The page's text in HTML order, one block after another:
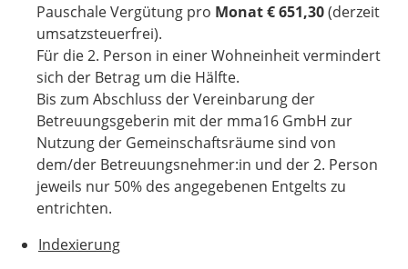
Pauschale Vergütung pro Monat € 651,30(derzeit
umsatzsteuerfrei).
Für die 2. Person in einer Wohneinheit vermindert
sich der Betrag um die Hälfte.
Bis zum Abschluss der Vereinbarung der
Betreuungsgeberin mit der mma16 GmbH zur
Nutzung der Gemeinschaftsräume sind von
dem/der Betreuungsnehmer:in und der 2. Person
jeweils nur 50% des angegebenen Entgelts zu
entrichten.
Indexierung